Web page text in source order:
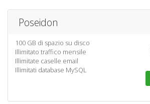
Poseidon
100 GB di spazio su disco
Illimitato traffico mensile
Illimitate caselle email
Illimitati database MySQL